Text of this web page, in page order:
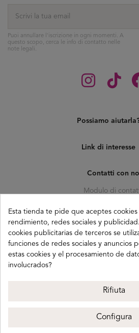
Possiamo
Link di interesse
Contatti con
Modulo di
C. Pagés del
41010 (Triana)
Puoi annullare l'iscrizione in ogni momenti. A
questo scopo, cerca le info di contatto nelle
note legali.
Buganco 2026
Esta tienda te pide que aceptes
rendimiento, redes sociales y
cookies publicitarias de terceros se
funciones de redes sociales y anuncios
estas cookies y el procesamiento de
involucrados?
Rifiuta
Configura